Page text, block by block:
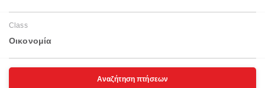
Class
Οικονομία
Αναζήτηση πτήσεων